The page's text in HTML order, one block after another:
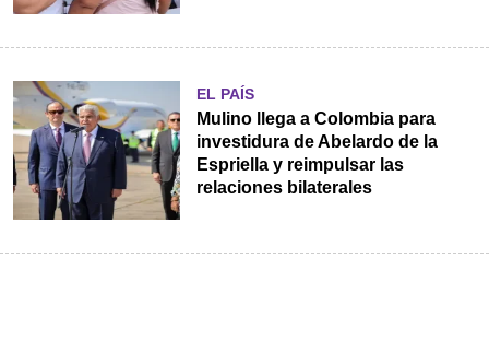
EL PAÍS
Mulino llega a Colombia para
investidura de Abelardo de la
Espriella y reimpulsar las
relaciones bilaterales